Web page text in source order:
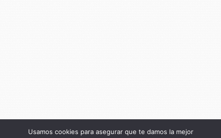
Usamos cookies para asegurar que te damos la mejor